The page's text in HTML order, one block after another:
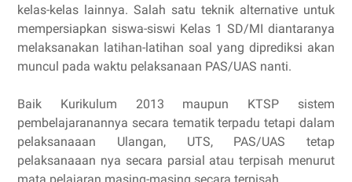
kelas-kelas lainnya. Salah satu teknik alternative untuk
mempersiapkan siswa-siswi Kelas 1 SD/MI diantaranya
melaksanakan latihan-latihan soal yang diprediksi akan
muncul pada waktu pelaksanaan PAS/UAS nanti.
Baik Kurikulum 2013 maupun KTSP sistem
pembelajaranannya secara tematik terpadu tetapi dalam
pelaksanaaan Ulangan, UTS, PAS/UAS tetap
pelaksanaaan nya secara parsial atau terpisah menurut